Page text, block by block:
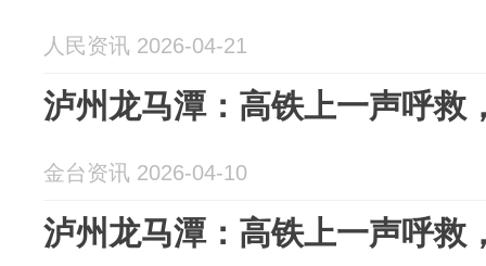
人民资讯 2026-04-21
泸州龙马潭：高铁上一声呼救
金台资讯 2026-04-10
泸州龙马潭：高铁上一声呼救